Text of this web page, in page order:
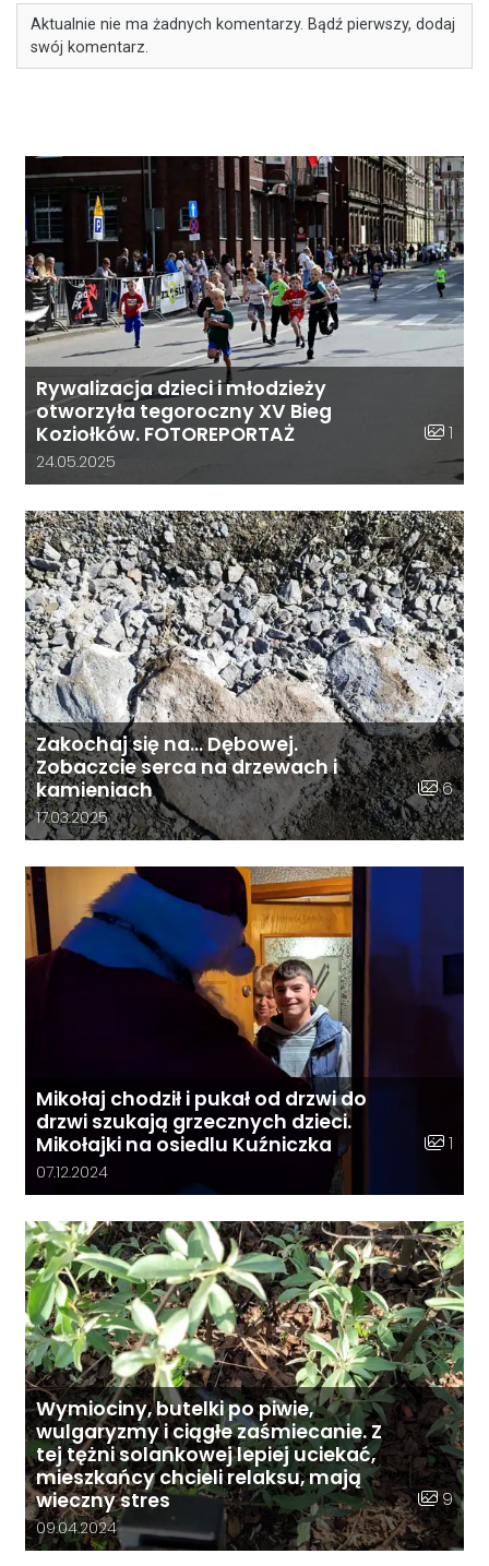
Aktualnie nie ma żadnych komentarzy. Bądź pierwszy, dodaj
swój komentarz.
Rywalizacja dzieci i młodzieży
otworzyła tegoroczny XV Bieg
Koziołków. FOTOREPORTAŻ
Liczba
1
Data dodania galerii:
24.05.2025
Zakochaj się na… Dębowej.
Zobaczcie serca na drzewach i
kamieniach
Liczba
6
Data dodania galerii:
17.03.2025
Mikołaj chodził i pukał od drzwi do
drzwi szukają grzecznych dzieci.
Mikołajki na osiedlu Kuźniczka
Liczba
1
Data dodania galerii:
07.12.2024
Wymiociny, butelki po piwie,
wulgaryzmy i ciągłe zaśmiecanie. Z
tej tężni solankowej lepiej uciekać,
mieszkańcy chcieli relaksu, mają
wieczny stres
Liczba
9
Data dodania galerii:
09.04.2024